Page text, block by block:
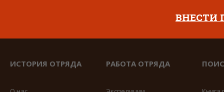
ВНЕСТИ
ИСТОРИЯ ОТРЯДА РАБОТА ОТРЯДА